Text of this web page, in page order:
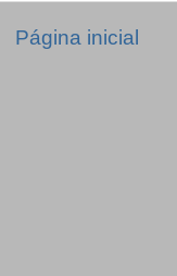
Página inicial